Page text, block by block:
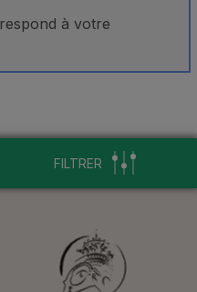
à votre
FILTRER